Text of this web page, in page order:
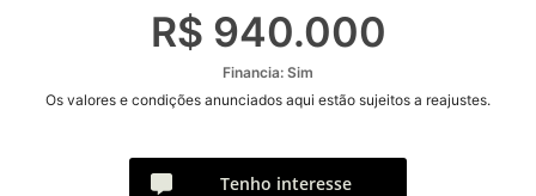
R$ 940.000
Financia: Sim
Os valores e condições anunciados aqui estão sujeitos a reajustes.
Tenho interesse